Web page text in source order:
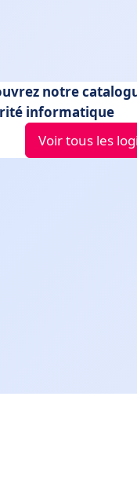
notre
informatique
Voir tous les